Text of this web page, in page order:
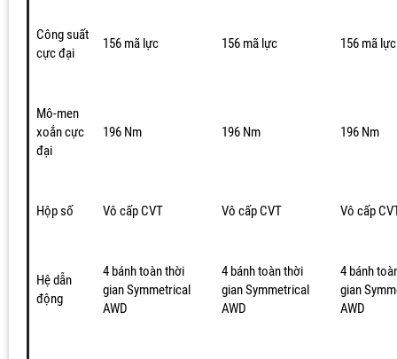
Công suất
cực đại
156 mã lực 156 mã lực 156 mã lực
Mô-men
xoắn cực
đại
196 Nm 196 Nm 196 Nm
Hộp số Vô cấp CVT Vô cấp CVT Vô cấp
Hệ dẫn
động
4 bánh toàn thời
gian Symmetrical
AWD
4 bánh toàn thời
gian Symmetrical
AWD
4 bánh
gian
AWD